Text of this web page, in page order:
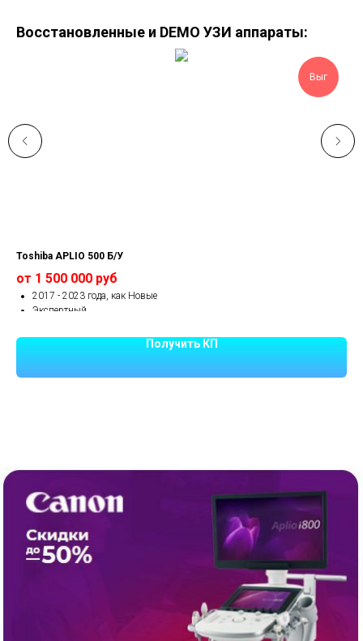
Восстановленные и DEMO УЗИ аппараты:
Выг
Toshiba APLIO 500 Б/У
от 1 500 000 руб
2017 - 2023 года, как Новые
Экспертный
Датчики в комплекте
Получить КП